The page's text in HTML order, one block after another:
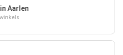
Aarlen